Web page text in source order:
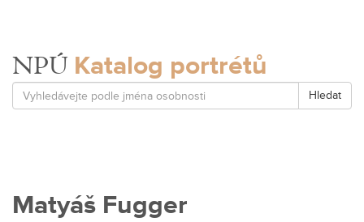
NPÚ Katalog portrétů
Hledat
Matyáš Fugger